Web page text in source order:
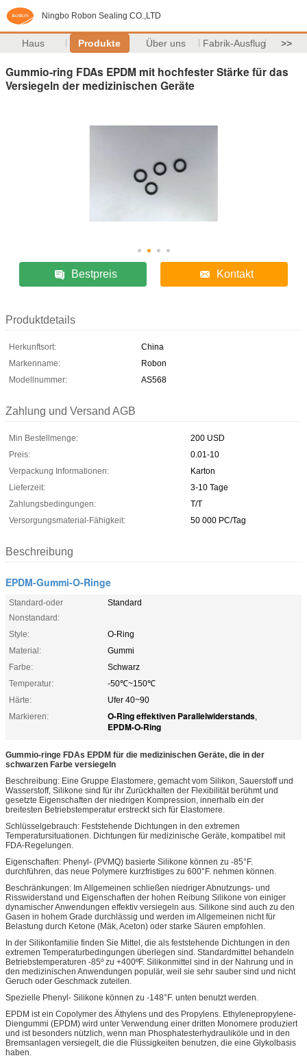
Ningbo Robon Sealing CO.,LTD
Haus Produkte Über uns Fabrik-Ausflug >>
Gummio-ring FDAs EPDM mit hochfester Stärke für das
Versiegeln der medizinischen Geräte
Bestpreis Kontakt
Produktdetails
Herkunftsort:
China
Markenname:
Robon
Modellnummer:
AS568
Zahlung und Versand AGB
Min Bestellmenge:
200 USD
Preis:
0.01-10
Verpackung Informationen:
Karton
Lieferzeit:
3-10 Tage
Zahlungsbedingungen:
T/T
Versorgungsmaterial-Fähigkeit:
50 000 PC/Tag
Beschreibung
EPDM-Gummi-O-Ringe
Standard-oder
Nonstandard:
Standard
Style:
O-Ring
Material:
Gummi
Farbe:
Schwarz
Temperatur:
-50℃~150℃
Härte:
Ufer 40~90
Markieren:
O-Ring effektiven Parallelwiderstands,
EPDM-O-Ring
Gummio-ringe FDAs EPDM für die medizinischen Geräte, die in der
schwarzen Farbe versiegeln
Beschreibung: Eine Gruppe Elastomere, gemacht vom Silikon, Sauerstoff und
Wasserstoff, Silikone sind für ihr Zurückhalten der Flexibilität berühmt und
gesetzte Eigenschaften der niedrigen Kompression, innerhalb ein der
breitesten Betriebstemperatur erstreckt sich für Elastomere.
Schlüsselgebrauch: Feststehende Dichtungen in den extremen
Temperatursituationen. Dichtungen für medizinische Geräte, kompatibel mit
FDA-Regelungen.
Eigenschaften: Phenyl- (PVMQ) basierte Silikone können zu -85°F.
durchführen, das neue Polymere kurzfristiges zu 600°F. nehmen können.
Beschränkungen: Im Allgemeinen schließen niedriger Abnutzungs- und
Risswiderstand und Eigenschaften der hohen Reibung Silikone von einiger
dynamischer Anwendungen effektiv versiegeln aus. Silikone sind auch zu den
Gasen in hohem Grade durchlässig und werden im Allgemeinen nicht für
Belastung durch Ketone (Mäk, Aceton) oder starke Säuren empfohlen.
In der Silikonfamilie finden Sie Mittel, die als feststehende Dichtungen in den
extremen Temperaturbedingungen überlegen sind. Standardmittel behandeln
Betriebstemperaturen -85º zu +400ºF. Silikonmittel sind in der Nahrung und in
den medizinischen Anwendungen populär, weil sie sehr sauber sind und nicht
Geruch oder Geschmack zuteilen.
Spezielle Phenyl- Silikone können zu -148°F. unten benutzt werden.
EPDM ist ein Copolymer des Äthylens und des Propylens. Ethylenepropylene-
Diengummi (EPDM) wird unter Verwendung einer dritten Monomere produziert
und ist besonders nützlich, wenn man Phosphatesterhydrauliköle und in den
Bremsanlagen versiegelt, die die Flüssigkeiten benutzen, die eine Glykolbasis
haben.